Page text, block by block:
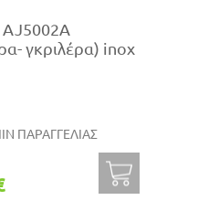
γκριλέρα) inox
ΠΑΡΑΓΓΕΛΙΑΣ